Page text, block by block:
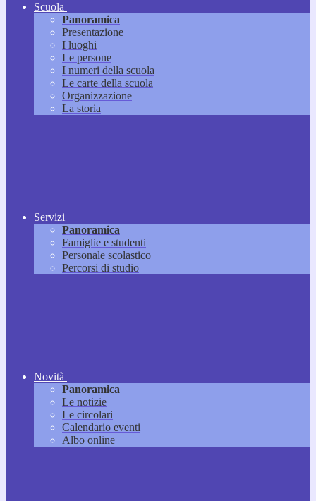
Scuola
Panoramica
Presentazione
I luoghi
Le persone
I numeri della scuola
Le carte della scuola
Organizzazione
La storia
Servizi
Panoramica
Famiglie e studenti
Personale scolastico
Percorsi di studio
Novità
Panoramica
Le notizie
Le circolari
Calendario eventi
Albo online